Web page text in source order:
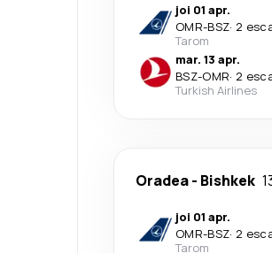
joi 01 apr.
OMR-BSZ· 2
Tarom
mar. 13 apr.
BSZ-OMR· 2
Turkish Airlines
Oradea- Bishkek
joi 01 apr.
OMR-BSZ· 2
Tarom